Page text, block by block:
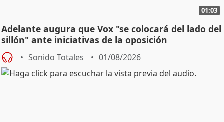
01:03
Adelante augura que Vox "se colocará del lado del
sillón" ante iniciativas de la oposición
Sonido Totales 01/08/2026